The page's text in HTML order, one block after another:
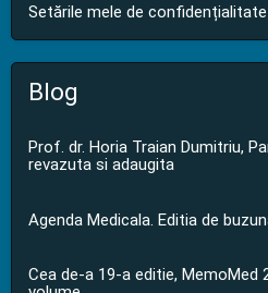
Setările mele de confidențialitate
Blog
Prof. dr. Horia Traian Dumitriu,
revazuta si adaugita
Agenda Medicala. Editia de
Cea de-a 19-a editie,